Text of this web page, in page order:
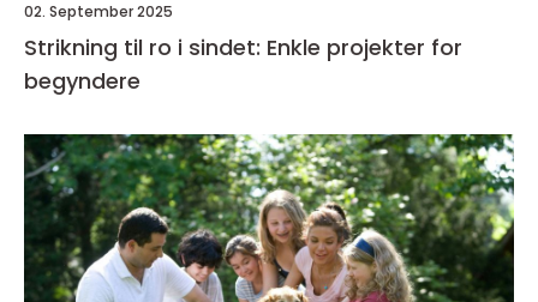
02. September 2025
Strikning til ro i sindet: Enkle projekter for
begyndere